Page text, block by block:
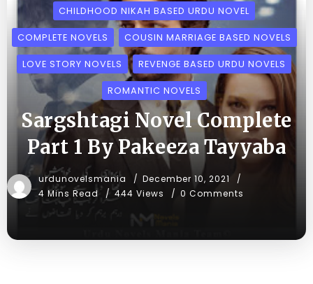
CHILDHOOD NIKAH BASED URDU NOVEL
COMPLETE NOVELS COUSIN MARRIAGE BASED NOVELS
LOVE STORY NOVELS REVENGE BASED URDU NOVELS
ROMANTIC NOVELS
Sargshtagi Novel Complete
Part 1 By Pakeeza Tayyaba
urdunovelsmania
December 10, 2021
4 Mins Read
444 Views 0 Comments